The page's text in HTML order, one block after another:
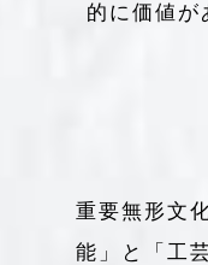
的に価値が
重要無形文
能」と「工